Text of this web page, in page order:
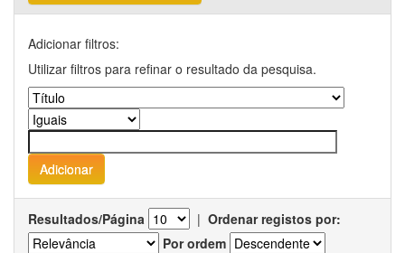
Adicionar filtros:
Utilizar filtros para refinar o resultado da pesquisa.
Resultados/Página | Ordenar registos por:
Por ordem